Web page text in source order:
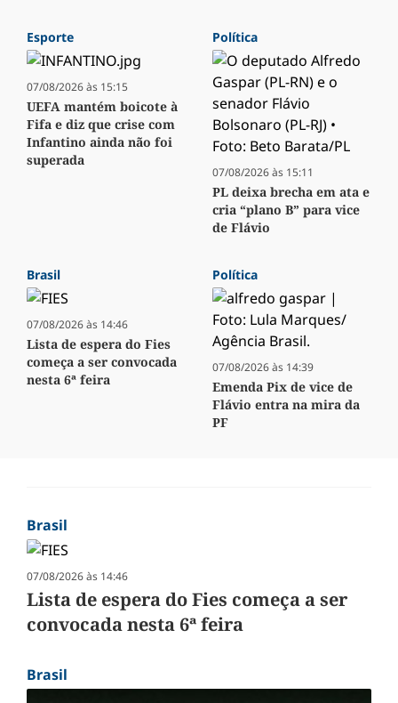
Esporte
07/08/2026 às 15:15
UEFA mantém boicote à
Fifa e diz que crise com
Infantino ainda não foi
superada
Política
07/08/2026 às 15:11
PL deixa brecha em ata e
cria “plano B” para vice
de Flávio
Brasil
07/08/2026 às 14:46
Lista de espera do Fies
começa a ser convocada
nesta 6ª feira
Política
07/08/2026 às 14:39
Emenda Pix de vice de
Flávio entra na mira da
PF
Brasil
07/08/2026 às 14:46
Lista de espera do Fies começa a ser
convocada nesta 6ª feira
Brasil